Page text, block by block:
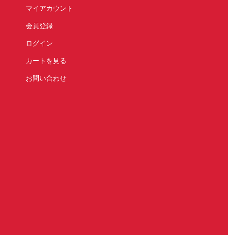
マイアカウント
会員登録
ログイン
カートを見る
お問い合わせ